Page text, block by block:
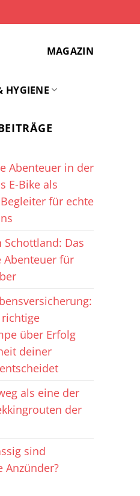
MAGAZIN
HYGIENE
Abenteuer in der
E-Bike als
für echte
Das
Abenteuer für
über Erfolg
deiner
als eine der
der
sind
Anzünder?